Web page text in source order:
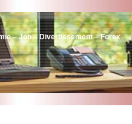
– Job – Divertissement – Forex